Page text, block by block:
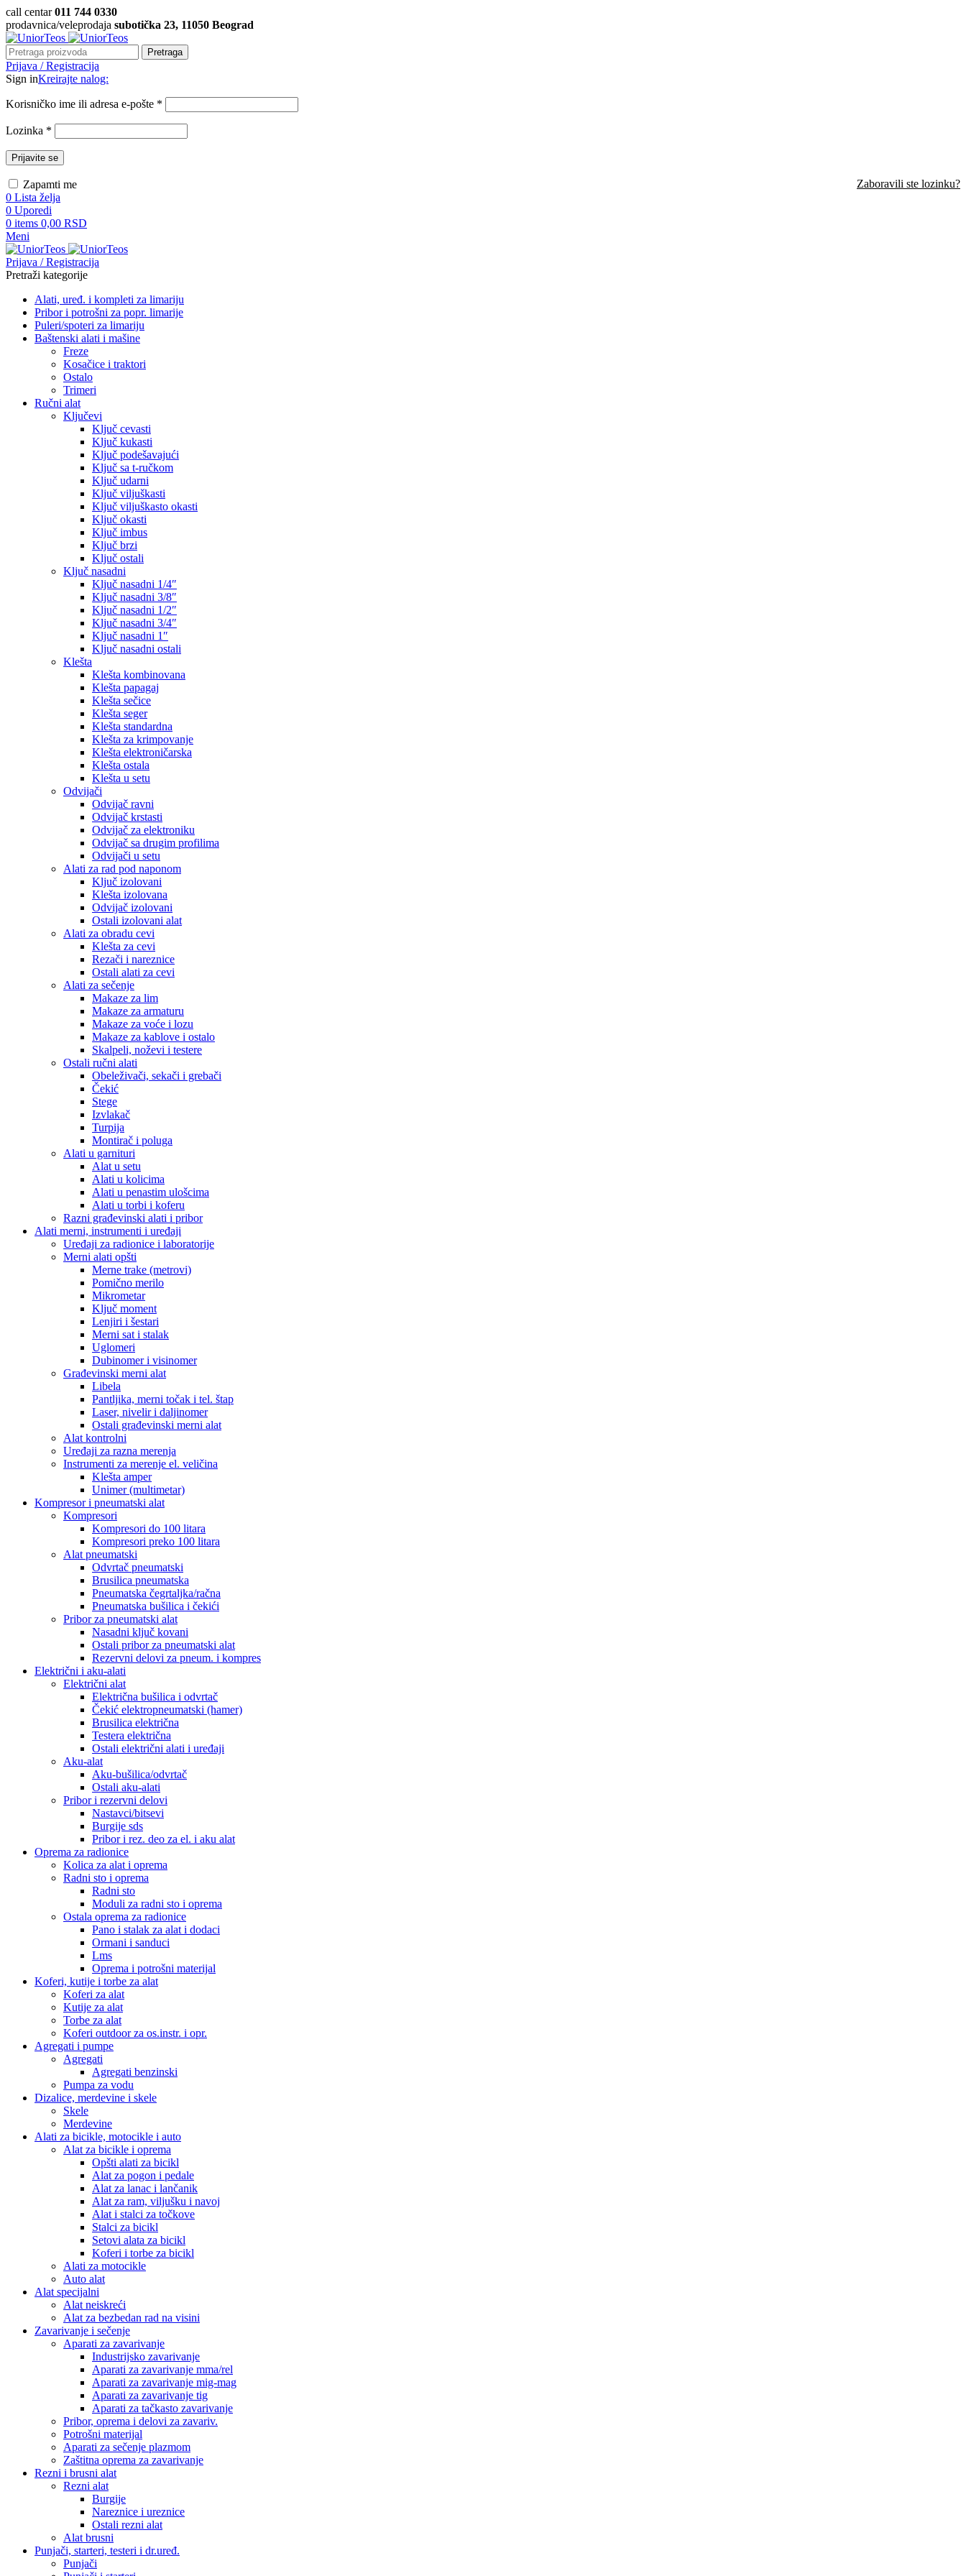
call centar011 744 0330
prodavnica/veleprodaja subotička 23, 11050 Beograd
Pretraga
Prijava / Registracija
Sign inKreirajte nalog:
Korisničko ime ili adresa e-pošte *
Lozinka *
Prijavite se
Zaboravili ste lozinku?
Zapamti me
0 Lista želja
0 Uporedi
0 items 0,00 RSD
Meni
Prijava / Registracija
Pretraži kategorije
Alati, uređ. i kompleti za limariju
Pribor i potrošni za popr. limarije
Puleri/spoteri za limariju
Baštenski alati i mašine
Freze
Kosačice i traktori
Ostalo
Trimeri
Ručni alat
Ključevi
Ključ cevasti
Ključ kukasti
Ključ podešavajući
Ključ sa t-ručkom
Ključ udarni
Ključ viljuškasti
Ključ viljuškasto okasti
Ključ okasti
Ključ imbus
Ključ brzi
Ključ ostali
Ključ nasadni
Ključ nasadni 1/4″
Ključ nasadni 3/8″
Ključ nasadni 1/2″
Ključ nasadni 3/4″
Ključ nasadni 1″
Ključ nasadni ostali
Klešta
Klešta kombinovana
Klešta papagaj
Klešta sečice
Klešta seger
Klešta standardna
Klešta za krimpovanje
Klešta elektroničarska
Klešta ostala
Klešta u setu
Odvijači
Odvijač ravni
Odvijač krstasti
Odvijač za elektroniku
Odvijač sa drugim profilima
Odvijači u setu
Alati za rad pod naponom
Ključ izolovani
Klešta izolovana
Odvijač izolovani
Ostali izolovani alat
Alati za obradu cevi
Klešta za cevi
Rezači i nareznice
Ostali alati za cevi
Alati za sečenje
Makaze za lim
Makaze za armaturu
Makaze za voće i lozu
Makaze za kablove i ostalo
Skalpeli, noževi i testere
Ostali ručni alati
Obeleživači, sekači i grebači
Čekić
Stege
Izvlakač
Turpija
Montirač i poluga
Alati u garnituri
Alat u setu
Alati u kolicima
Alati u penastim ulošcima
Alati u torbi i koferu
Razni građevinski alati i pribor
Alati merni, instrumenti i uređaji
Uređaji za radionice i laboratorije
Merni alati opšti
Merne trake (metrovi)
Pomično merilo
Mikrometar
Ključ moment
Lenjiri i šestari
Merni sat i stalak
Uglomeri
Dubinomer i visinomer
Građevinski merni alat
Libela
Pantljika, merni točak i tel. štap
Laser, nivelir i daljinomer
Ostali građevinski merni alat
Alat kontrolni
Uređaji za razna merenja
Instrumenti za merenje el. veličina
Klešta amper
Unimer (multimetar)
Kompresor i pneumatski alat
Kompresori
Kompresori do 100 litara
Kompresori preko 100 litara
Alat pneumatski
Odvrtač pneumatski
Brusilica pneumatska
Pneumatska čegrtaljka/račna
Pneumatska bušilica i čekići
Pribor za pneumatski alat
Nasadni ključ kovani
Ostali pribor za pneumatski alat
Rezervni delovi za pneum. i kompres
Električni i aku-alati
Električni alat
Električna bušilica i odvrtač
Čekić elektropneumatski (hamer)
Brusilica električna
Testera električna
Ostali električni alati i uređaji
Aku-alat
Aku-bušilica/odvrtač
Ostali aku-alati
Pribor i rezervni delovi
Nastavci/bitsevi
Burgije sds
Pribor i rez. deo za el. i aku alat
Oprema za radionice
Kolica za alat i oprema
Radni sto i oprema
Radni sto
Moduli za radni sto i oprema
Ostala oprema za radionice
Pano i stalak za alat i dodaci
Ormani i sanduci
Lms
Oprema i potrošni materijal
Koferi, kutije i torbe za alat
Koferi za alat
Kutije za alat
Torbe za alat
Koferi outdoor za os.instr. i opr.
Agregati i pumpe
Agregati
Agregati benzinski
Pumpa za vodu
Dizalice, merdevine i skele
Skele
Merdevine
Alati za bicikle, motocikle i auto
Alat za bicikle i oprema
Opšti alati za bicikl
Alat za pogon i pedale
Alat za lanac i lančanik
Alat za ram, viljušku i navoj
Alat i stalci za točkove
Stalci za bicikl
Setovi alata za bicikl
Koferi i torbe za bicikl
Alati za motocikle
Auto alat
Alat specijalni
Alat neiskreći
Alat za bezbedan rad na visini
Zavarivanje i sečenje
Aparati za zavarivanje
Industrijsko zavarivanje
Aparati za zavarivanje mma/rel
Aparati za zavarivanje mig-mag
Aparati za zavarivanje tig
Aparati za tačkasto zavarivanje
Pribor, oprema i delovi za zavariv.
Potrošni materijal
Aparati za sečenje plazmom
Zaštitna oprema za zavarivanje
Rezni i brusni alat
Rezni alat
Burgije
Nareznice i ureznice
Ostali rezni alat
Alat brusni
Punjači, starteri, testeri i dr.uređ.
Punjači